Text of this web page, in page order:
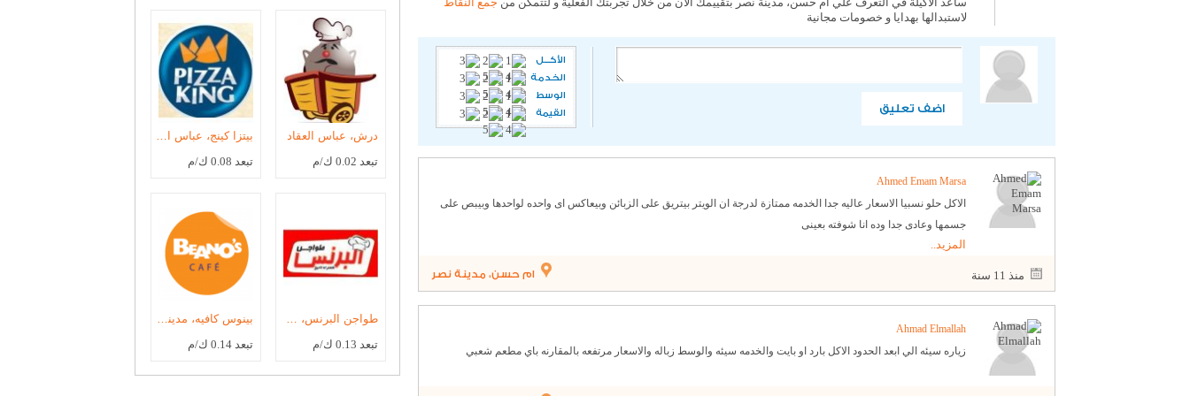
درش، عباس العقاد
تبعد 0.02 ك/م تبعد 0.08 ك/م
تبعد 0.13 ك/م تبعد 0.14 ك/م
ساعد الاكيلة في التعرف علي ام حسن، مدينة نصر بتقييمك الان من خلال تجربتك الفعلية و لتتمكن من جمع النقاط
لاستبدالها بهدايا و خصومات مجانية
اضف تعليق
الأكـــل
الخدمة
الوسط
القيمة
Ahmed Emam Marsa
الاكل حلو نسبيا الاسعار عاليه جدا الخدمه ممتازة لدرجة ان الويتر بيتريق على الزبائن وبيعاكس اى واحده لواحدها وبيبص على
جسمها وعادى جدا وده انا شوفته بعينى
المزيد..
منذ 11 سنة ام حسن، مدينة نصر
Ahmad Elmallah
زياره سيئه الي ابعد الحدود الاكل بارد او بايت والخدمه سيئه والوسط زباله والاسعار مرتفعه بالمقارنه باي مطعم شعبي